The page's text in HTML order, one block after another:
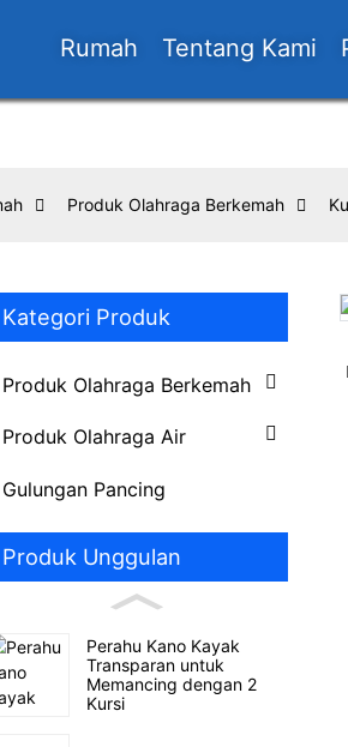
Rumah Tentang Kami
Produk Olahraga Berkemah
Kategori Produk
Produk Olahraga Berkemah
Produk Olahraga Air
Gulungan Pancing
Produk Unggulan
Perahu Kano Kayak
Transparan untuk
Memancing dengan 2
Kursi
Loading...
Loading...